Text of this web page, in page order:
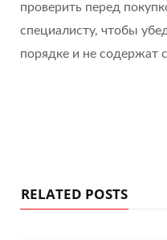
проверить перед
специалисту, чтобы
порядке и не содержат
RELATED POSTS